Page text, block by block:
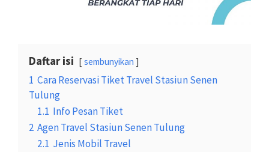
Daftar isi sembunyikan
1 Cara Reservasi Tiket Travel Stasiun Senen
Tulung
1.1 Info Pesan Tiket
2 Agen Travel Stasiun Senen Tulung
2.1 Jenis Mobil Travel